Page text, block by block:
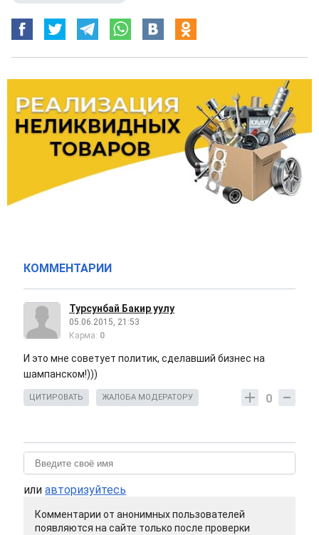
КОММЕНТАРИИ
Турсунбай Бакир уулу
05.06.2015, 21:53
Карма: 0
И это мне советует политик, сделавший бизнес на
шампанском!)))
0
ЦИТИРОВАТЬ ЖАЛОБА МОДЕРАТОРУ
или авторизуйтесь
Комментарии от анонимных пользователей
появляются на сайте только после проверки